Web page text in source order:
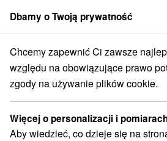
członek grupySorger
Specjalne oferty na Słowacji Halloween
Halloween pozostaje
Kategorie
Dbamy o Twoją prywatność
Chcemy zapewnić Ci zawsze
względu na obowiązujące prawo
zgody na używanie plików cookie.
Więcej o personalizacji i
Aby wiedzieć, co dzieje się na